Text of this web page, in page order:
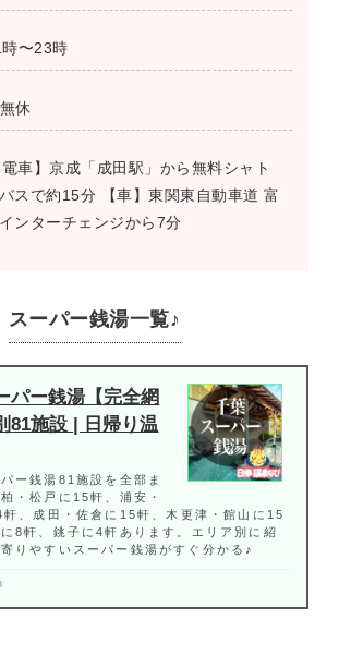
〜23時
休
車】京成「成田駅」から無料シャト
スで約15分 【車】東関東自動車道 富
ンターチェンジから7分
スーパー銭湯一覧♪
パー銭湯【完全網
81施設 | 日帰り温
ー銭湯81施設を全部ま
・松戸に15軒、浦安・
、成田・佐倉に15軒、木更津・館山に15
8軒、銚子に4軒あります。エリア別に紹
りやすいスーパー銭湯がすぐ分かる♪